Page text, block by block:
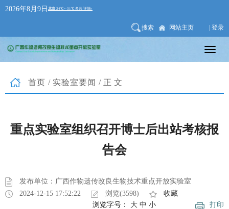
2026年8月9日
搜索 网站主页 | 登录
首页 / 实验室要闻 /正文
重点实验室组织召开博士后出站考核报
告会
发布单位：广西作物遗传改良生物技术重点开放实验室
2024-12-15 17:52:22
浏览(3598)
收藏
打印
浏览字号： 大 中 小